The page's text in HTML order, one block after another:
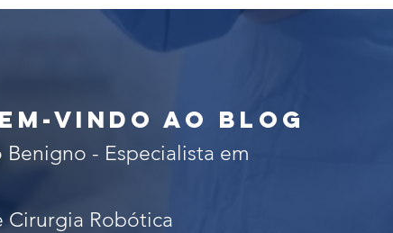
do câncer de próstata, rim e
em cirurgia robótica
vindo ao blog
Benigno - Especialista em
Cirurgia Robótica